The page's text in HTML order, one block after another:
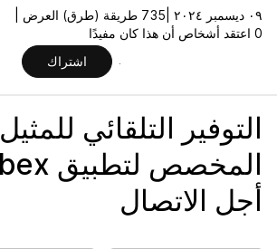
٠٩ ديسمبر ٢٠٢٤ |
735 طريقة (طرق) العرض |
0 اعتقد أشخاص أن هذا كان مفيدًا
اشتراك
التوفير التلقائي للمثيل
أجل الاتصال